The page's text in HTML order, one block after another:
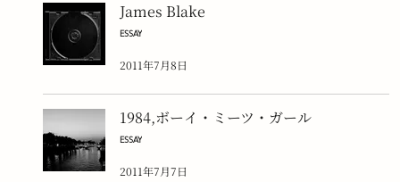
James Blake
ESSAY
2011年7月8日
1984,ボーイ・ミーツ・ガール
ESSAY
2011年7月7日